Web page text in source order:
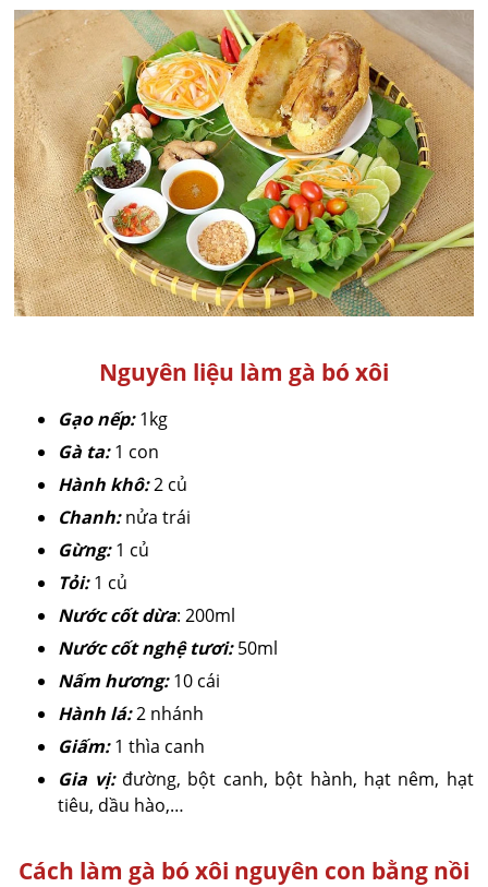
Nguyên liệu làm gà bó xôi
Gạo nếp:1kg
Gà ta:1 con
Hành khô:2 củ
Chanh:nửa trái
Gừng:1 củ
Tỏi:1 củ
Nước cốt dừa: 200ml
Nước cốt nghệ tươi:50ml
Nấm hương:10 cái
Hành lá:2 nhánh
Giấm:1 thìa canh
Gia vị:đường, bột canh, bột hành, hạt nêm, hạt
tiêu, dầu hào,…
Cách làm gà bó xôi nguyên con bằng nồi